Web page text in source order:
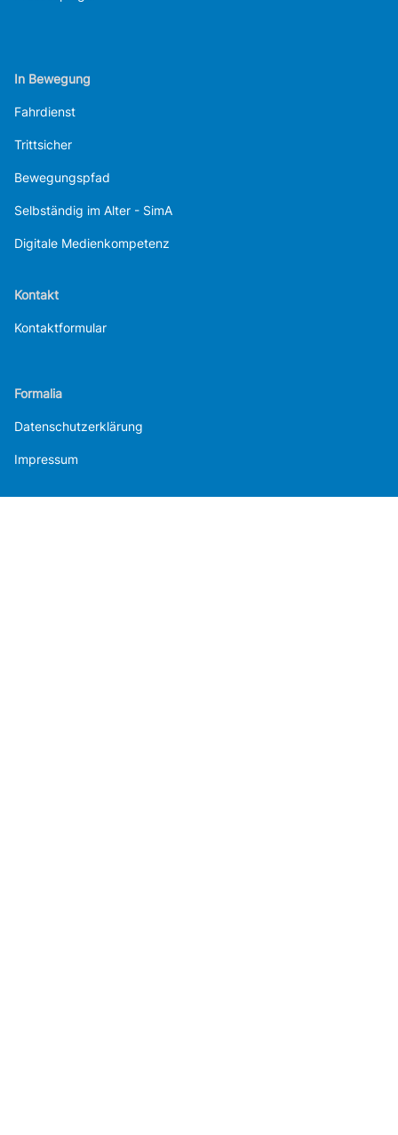
In Bewegung
Fahrdienst
Trittsicher
Bewegungspfad
Selbständig im Alter - SimA
Digitale Medienkompetenz
Kontakt
Kontaktformular
Formalia
Datenschutzerklärung
Impressum